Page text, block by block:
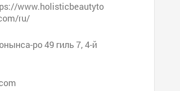
www.holisticbeautyto
ru/
ро 49 гиль 7, 4-й